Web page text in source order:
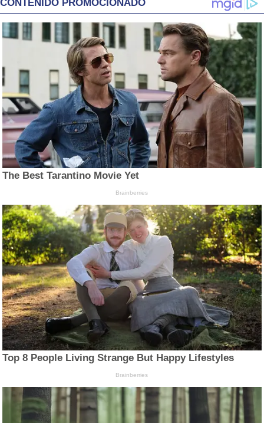
CONTENIDO PROMOCIONADO
The Best Tarantino Movie Yet
Brainberries
Top 8 People Living Strange But Happy Lifestyles
Brainberries